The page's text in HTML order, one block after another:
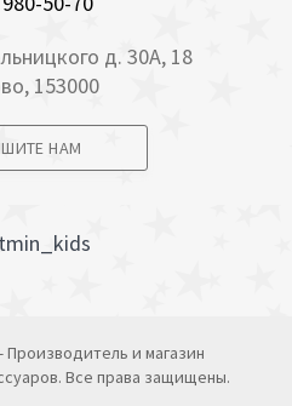
д. 30А, 18
153000
НАМ
Производитель и магазин
Все права защищены.